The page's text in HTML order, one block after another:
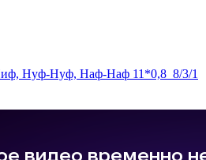
Нуф-Нуф, Наф-Наф 11*0,8_8/3/1